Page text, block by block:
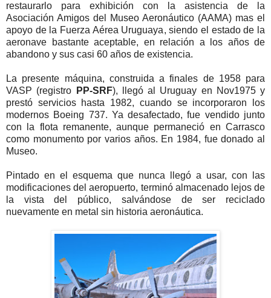
restaurarlo para exhibición con la asistencia de la
Asociación Amigos del Museo Aeronáutico (AAMA) mas el
apoyo de la Fuerza Aérea Uruguaya, siendo el estado de la
aeronave bastante aceptable, en relación a los años de
abandono y sus casi 60 años de existencia.
La presente máquina, construida a finales de 1958 para
VASP (registro
PP-SRF), llegó al Uruguay en Nov1975 y
prestó servicios hasta 1982, cuando se incorporaron los
modernos Boeing 737. Ya desafectado, fue vendido junto
con la flota remanente, aunque permaneció en Carrasco
como monumento por varios años. En 1984, fue donado al
Museo.
Pintado en el esquema que nunca llegó a usar, con las
modificaciones del aeropuerto, terminó almacenado lejos de
la vista del público, salvándose de ser reciclado
nuevamente en metal sin historia aeronáutica.